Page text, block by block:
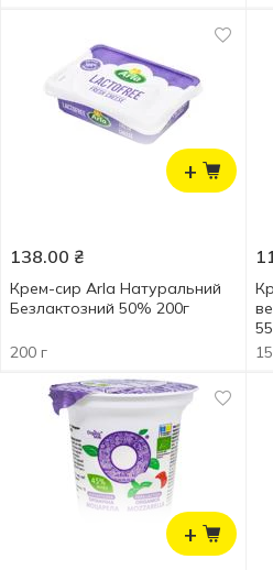
+
138.00 ₴
Крем-сир Arla Натуральний
Безлактозний 50% 200г
200 г
+